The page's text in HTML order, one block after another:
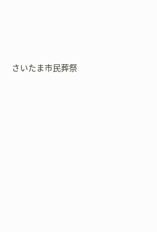
さいたま市民葬祭